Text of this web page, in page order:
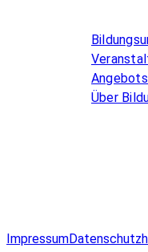
Über
Impressum